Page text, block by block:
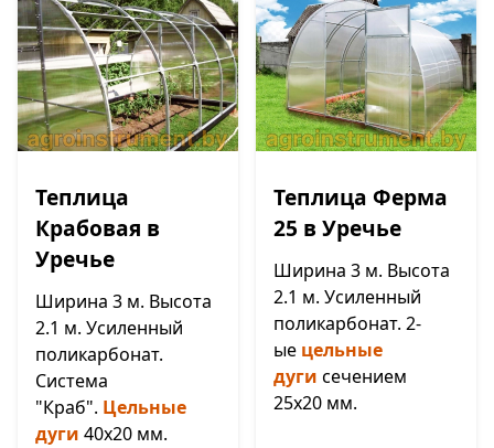
Теплица
Крабовая в
Уречье
Ширина 3 м. Высота
2.1 м. Усиленный
поликарбонат.
Система
"Краб". Цельные
дуги 40х20 мм.
Теплица Ферма
25 в Уречье
Ширина 3 м. Высота
2.1 м. Усиленный
поликарбонат. 2-
ые цельные
дуги сечением
25х20 мм.